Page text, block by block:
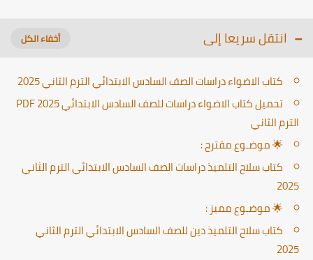
انتقل سريعا إلى
كتاب الاضواء دراسات الصف السادس الابتدائي الترم الثاني 2025
تحميل كتاب الاضواء دراسات للصف السادس الابتدائي PDF 2025
الترم الثاني
🌟 موضـوع مقترح :
كتاب سلاح التلميذ دراسات الصف السادس الابتدائي الترم الثاني
2025
🌟 موضـوع مميز :
كتاب سلاح التلميذ دين للصف السادس الابتدائي الترم الثاني
2025